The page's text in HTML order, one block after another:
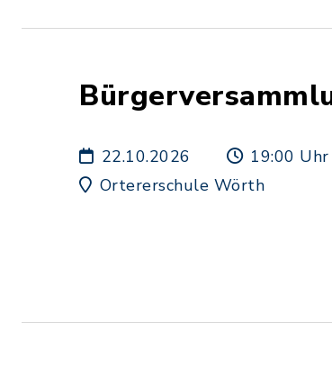
22.10.2026
19:00 Uhr
Ortererschule Wörth